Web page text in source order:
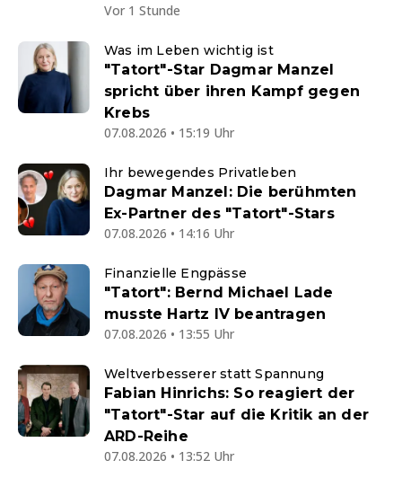
Vor 1 Stunde
Was im Leben wichtig ist
"Tatort"-Star Dagmar Manzel
spricht über ihren Kampf gegen
Krebs
07.08.2026 • 15:19 Uhr
Ihr bewegendes Privatleben
Dagmar Manzel: Die berühmten
Ex-Partner des "Tatort"-Stars
07.08.2026 • 14:16 Uhr
Finanzielle Engpässe
"Tatort": Bernd Michael Lade
musste Hartz IV beantragen
07.08.2026 • 13:55 Uhr
Weltverbesserer statt Spannung
Fabian Hinrichs: So reagiert der
"Tatort"-Star auf die Kritik an der
ARD-Reihe
07.08.2026 • 13:52 Uhr